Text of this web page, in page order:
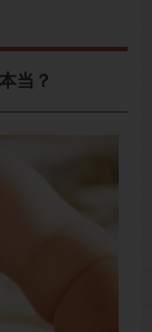
当？